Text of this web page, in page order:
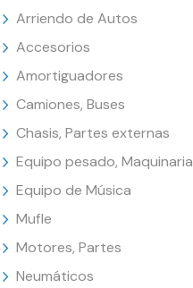
Arriendo de Autos
Accesorios
Amortiguadores
Camiones, Buses
Chasis, Partes externas
Equipo pesado, Maquinaria
Equipo de Música
Mufle
Motores, Partes
Neumáticos